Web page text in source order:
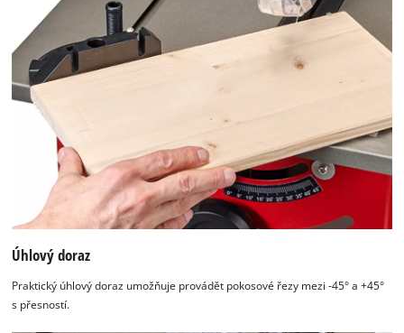
Úhlový doraz
Praktický úhlový doraz umožňuje provádět pokosové řezy mezi -45° a +45°
s přesností.